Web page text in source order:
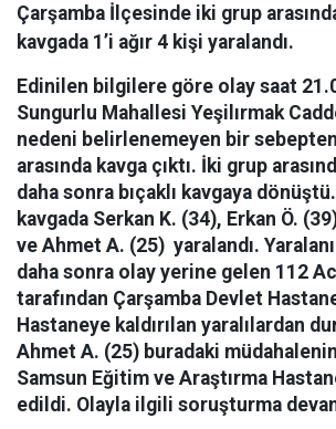
Çarşamba İlçesinde iki grup
kavgada 1’i ağır 4 kişi yaralandı.
Edinilen bilgilere göre olay saat
Sungurlu Mahallesi Yeşilırmak
nedeni belirlenemeyen bir
arasında kavga çıktı. İki grup
daha sonra bıçaklı kavgaya dönüştü.
kavgada Serkan K. (34), Erkan Ö.
ve Ahmet A. (25) yaralandı.
daha sonra olay yerine gelen 112
tarafından Çarşamba Devlet
Hastaneye kaldırılan yaralılardan
Ahmet A. (25) buradaki
Samsun Eğitim ve Araştırma
edildi. Olayla ilgili soruşturma